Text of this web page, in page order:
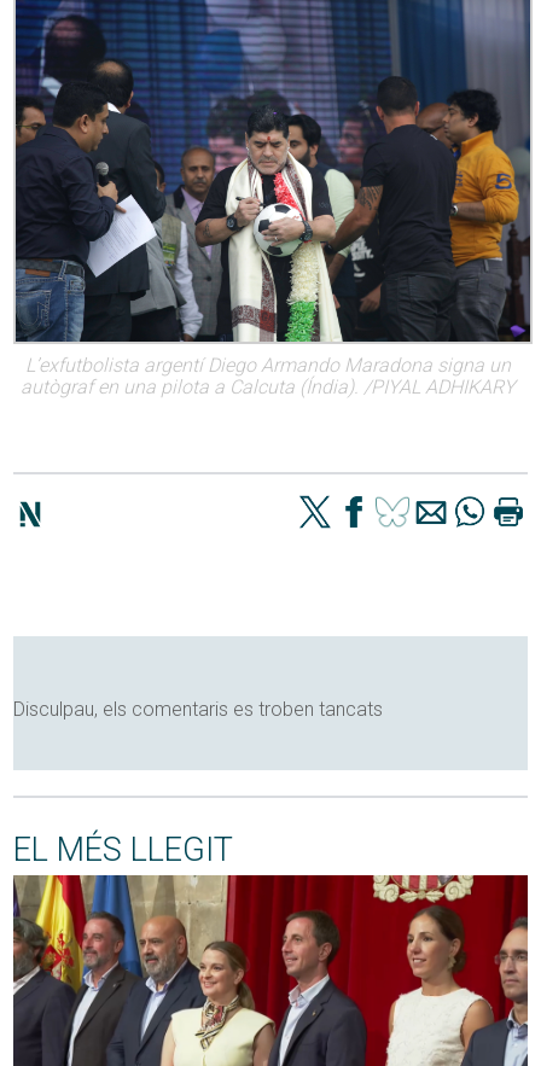
L’exfutbolista argentí Diego Armando Maradona signa un
autògraf en una pilota a Calcuta (Índia). /PIYAL ADHIKARY
Disculpau, els comentaris es troben tancats
EL MÉS LLEGIT